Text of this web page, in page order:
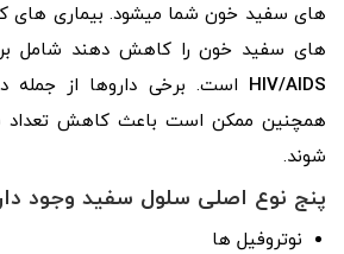
های سفید خون شما می­شود. بیماری های
­های سفید خون را کاهش دهند شامل
HIV/AIDS است. برخی داروها از جمله
همچنین ممکن است باعث کاهش
شوند.
پنج نوع اصلی سلول سفید وجود
نوتروفیل ­ها